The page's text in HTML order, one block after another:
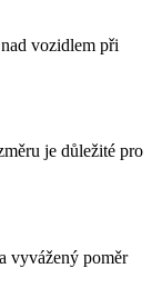
vozidlem při
je důležité pro
vyvážený poměr